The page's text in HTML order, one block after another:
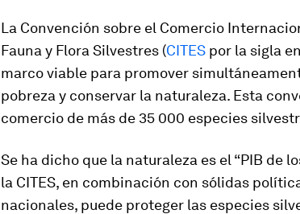
La Convención sobre el Comercio
Fauna y Flora Silvestres (CITES por la sigla
marco viable para promover
pobreza y conservar la naturaleza. Esta
comercio de más de 35 000 especies
Se ha dicho que la naturaleza es el “PIB de
la CITES, en combinación con sólidas
nacionales, puede proteger las especies